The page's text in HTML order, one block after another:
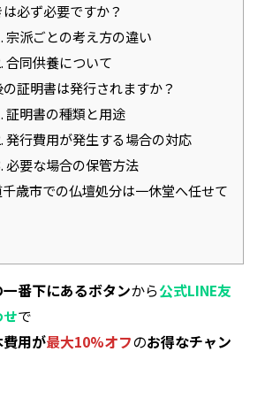
必ず必要ですか？
宗派ごとの考え方の違い
合同供養について
証明書は発行されますか？
証明書の種類と用途
発行費用が発生する場合の対応
必要な場合の保管方法
歳市での仏壇処分は一休堂へ任せて
番下にあるボタンから公式LINE友
で
用が最大10%オフのお得なチャン